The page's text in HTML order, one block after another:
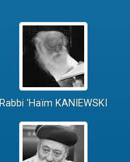
Rabbi 'Haïm KANIEWSKI